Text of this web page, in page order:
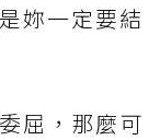
妳一定要結
屈，那麼可